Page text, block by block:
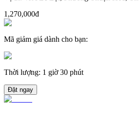
1,270,000đ
Mã giảm giá dành cho bạn:
Thời lượng: 1 giờ 30 phút
Đặt ngay